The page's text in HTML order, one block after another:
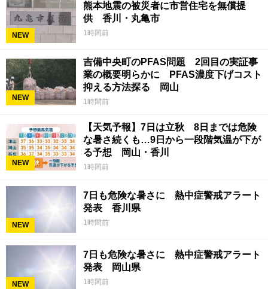
NEW
熊本地震の被災者に市営住宅を無償提
供 香川・丸亀市
1時間前
NEW
吉備中央町のPFAS問題 2回目の実証事
業の概要明らかに PFAS濃度下げコスト
抑える方法探る 岡山
1時間前
NEW
【天気予報】7日は立秋 8日までは危険
な暑さ続くも…9日から一段階気温が下が
る予想 岡山・香川
1時間前
NEW
7日も危険な暑さに 熱中症警戒アラート
発表 香川県
1時間前
NEW
7日も危険な暑さに 熱中症警戒アラート
発表 岡山県
1時間前